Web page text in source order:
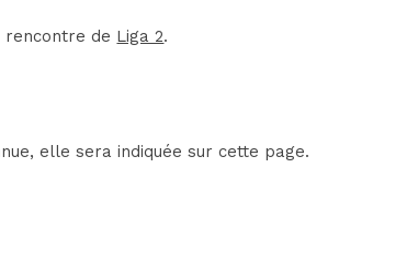
rencontre de Liga 2.
elle sera indiquée sur cette page.